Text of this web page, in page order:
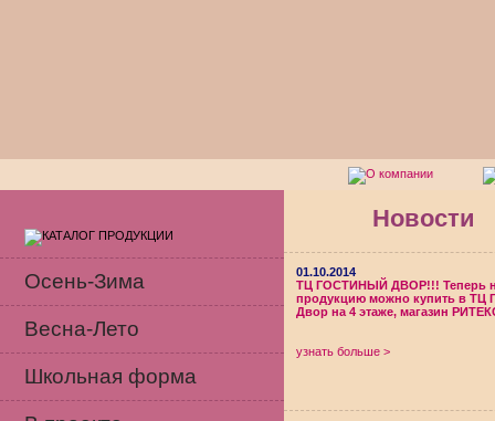
Осень-Зима
Весна-Лето
Школьная форма
Новости
01.10.2014
ТЦ ГОСТИНЫЙ ДВОР!!! Теперь
продукцию можно купить в ТЦ
Двор на 4 этаже, магазин
узнать больше >